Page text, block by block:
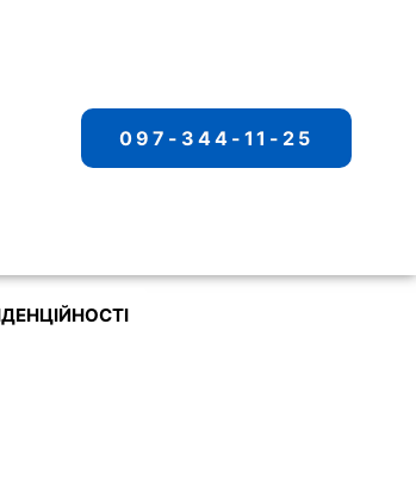
097-344-11-25